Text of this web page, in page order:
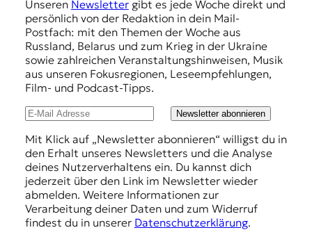
Unseren Newslettergibt es jede Woche direkt und
persönlich von der Redaktion in dein Mail-
Postfach: mit den Themen der Woche aus
Russland, Belarus und zum Krieg in der Ukraine
sowie zahlreichen Veranstaltungshinweisen, Musik
aus unseren Fokusregionen, Leseempfehlungen,
Film- und Podcast-Tipps.
Newsletter abonnieren
Mit Klick auf „Newsletter abonnieren“ willigst du in
den Erhalt unseres Newsletters und die Analyse
deines Nutzerverhaltens ein. Du kannst dich
jederzeit über den Link im Newsletter wieder
abmelden. Weitere Informationen zur
Verarbeitung deiner Daten und zum Widerruf
findest du in unserer Datenschutzerklärung.